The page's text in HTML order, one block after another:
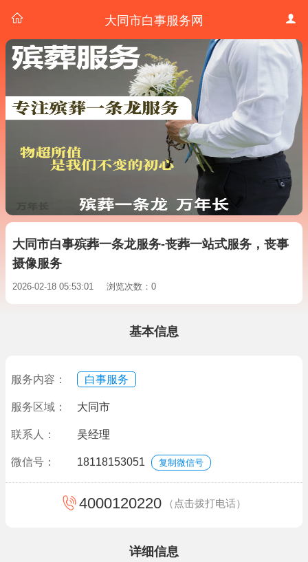
大同市白事服务网
大同市白事殡葬一条龙服务-丧葬一站式服务，丧事
摄像服务
2026-02-18 05:53:01 浏览次数：0
基本信息
服务内容： 白事服务
服务区域： 大同市
联系人： 吴经理
微信号： 18118153051 复制微信号
4000120220 （点击拨打电话）
详细信息